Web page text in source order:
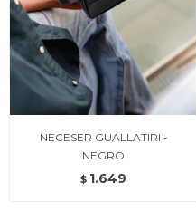
NECESER GUALLATIRI -
NEGRO
$ 1.649